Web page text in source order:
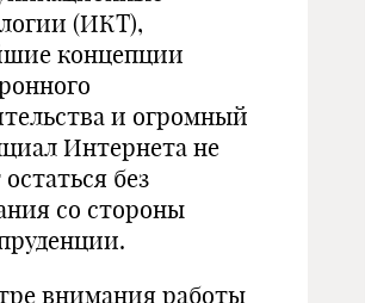
(ИКТ),
концепции
и огромный
Интернета не
без
со стороны
внимания работы